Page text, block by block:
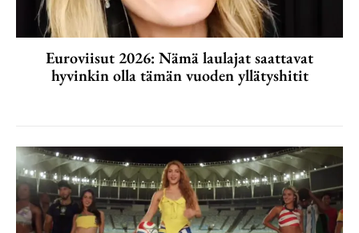
Euroviisut 2026: Nämä laulajat saattavat
hyvinkin olla tämän vuoden yllätyshitit